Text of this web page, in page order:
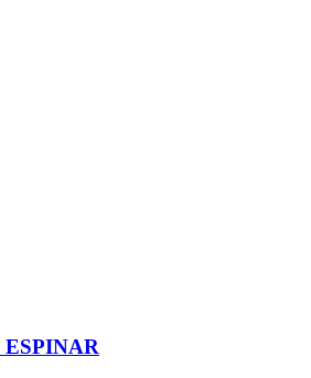
ESPINAR